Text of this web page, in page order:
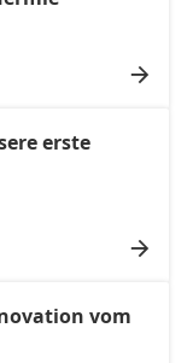
erste
vom